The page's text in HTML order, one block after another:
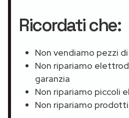
Ricordati che:
Non vendiamo pezzi
Non ripariamo
garanzia
Non ripariamo piccoli
Non ripariamo